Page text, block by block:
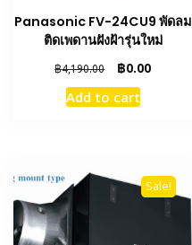
Panasonic FV-24CU9 พัดลม
ติดเพดานฝังฝ้ารุ่นใหม่
฿4,190.00
Original
price
was:
฿0.00Current
Add to cart
Sale!